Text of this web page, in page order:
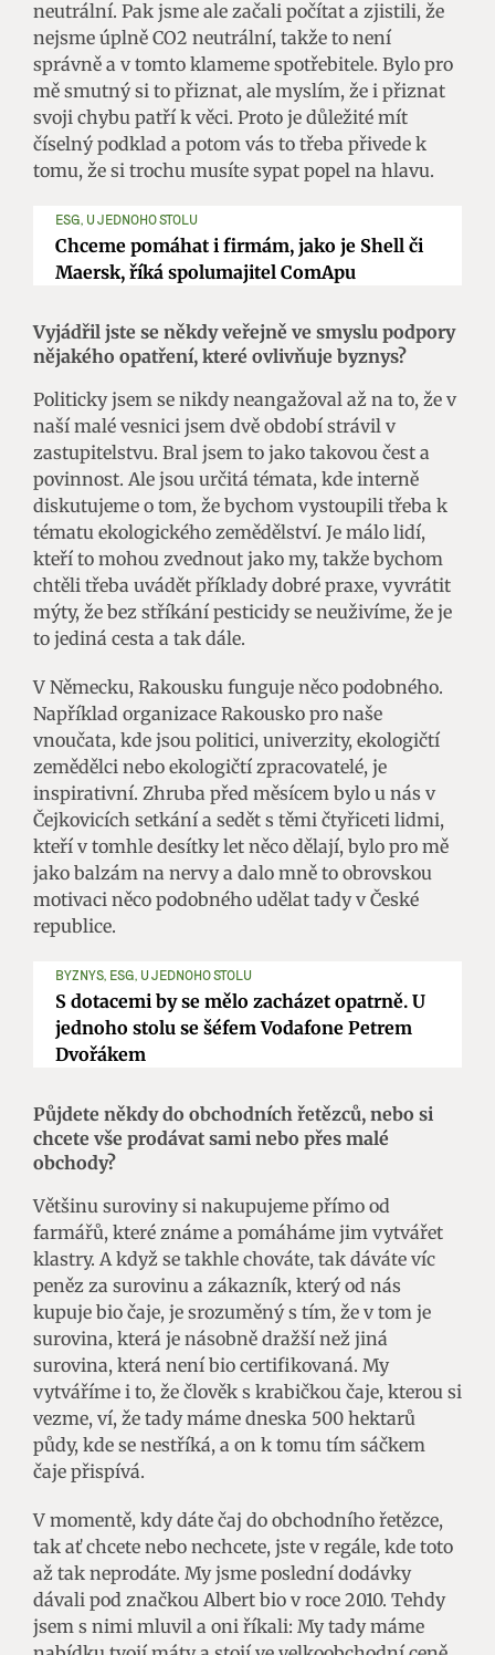
neutrální. Pak jsme ale začali počítat a zjistili, že
nejsme úplně CO2 neutrální, takže to není
správně a v tomto klameme spotřebitele. Bylo pro
mě smutný si to přiznat, ale myslím, že i přiznat
svoji chybu patří k věci. Proto je důležité mít
číselný podklad a potom vás to třeba přivede k
tomu, že si trochu musíte sypat popel na hlavu.
ESG, U JEDNOHO STOLU
Chceme pomáhat i firmám, jako je Shell či
Maersk, říká spolumajitel ComApu
Vyjádřil jste se někdy veřejně ve smyslu podpory
nějakého opatření, které ovlivňuje byznys?
Politicky jsem se nikdy neangažoval až na to, že v
naší malé vesnici jsem dvě období strávil v
zastupitelstvu. Bral jsem to jako takovou čest a
povinnost. Ale jsou určitá témata, kde interně
diskutujeme o tom, že bychom vystoupili třeba k
tématu ekologického zemědělství. Je málo lidí,
kteří to mohou zvednout jako my, takže bychom
chtěli třeba uvádět příklady dobré praxe, vyvrátit
mýty, že bez stříkání pesticidy se neuživíme, že je
to jediná cesta a tak dále.
V Německu, Rakousku funguje něco podobného.
Například organizace Rakousko pro naše
vnoučata, kde jsou politici, univerzity, ekologičtí
zemědělci nebo ekologičtí zpracovatelé, je
inspirativní. Zhruba před měsícem bylo u nás v
Čejkovicích setkání a sedět s těmi čtyřiceti lidmi,
kteří v tomhle desítky let něco dělají, bylo pro mě
jako balzám na nervy a dalo mně to obrovskou
motivaci něco podobného udělat tady v České
republice.
BYZNYS, ESG, U JEDNOHO STOLU
S dotacemi by se mělo zacházet opatrně. U
jednoho stolu se šéfem Vodafone Petrem
Dvořákem
Půjdete někdy do obchodních řetězců, nebo si
chcete vše prodávat sami nebo přes malé
obchody?
Většinu suroviny si nakupujeme přímo od
farmářů, které známe a pomáháme jim vytvářet
klastry. A když se takhle chováte, tak dáváte víc
peněz za surovinu a zákazník, který od nás
kupuje bio čaje, je srozuměný s tím, že v tom je
surovina, která je násobně dražší než jiná
surovina, která není bio certifikovaná. My
vytváříme i to, že člověk s krabičkou čaje, kterou si
vezme, ví, že tady máme dneska 500 hektarů
půdy, kde se nestříká, a on k tomu tím sáčkem
čaje přispívá.
V momentě, kdy dáte čaj do obchodního řetězce,
tak ať chcete nebo nechcete, jste v regále, kde toto
až tak neprodáte. My jsme poslední dodávky
dávali pod značkou Albert bio v roce 2010. Tehdy
jsem s nimi mluvil a oni říkali: My tady máme